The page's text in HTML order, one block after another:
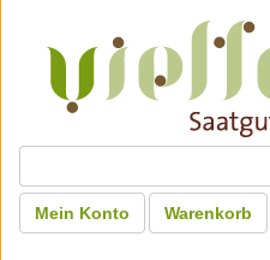
Mein Konto Warenkorb